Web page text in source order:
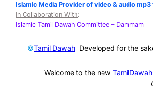
Islamic Media Provider of video & audio mp3
In Collaboration With:
Islamic Tamil Dawah Committee – Dammam
©Tamil Dawah | Developed for the
Welcome to the new